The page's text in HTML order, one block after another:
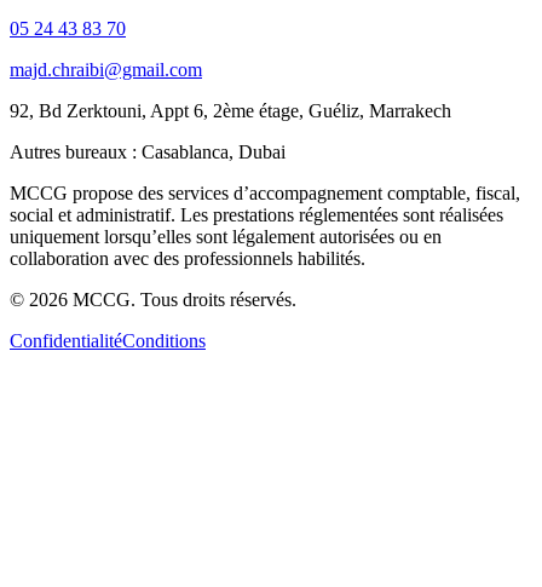
05 24 43 83 70
majd.chraibi@gmail.com
92, Bd Zerktouni, Appt 6, 2ème étage, Guéliz, Marrakech
Autres bureaux : Casablanca, Dubai
MCCG propose des services d’accompagnement comptable, fiscal,
social et administratif. Les prestations réglementées sont réalisées
uniquement lorsqu’elles sont légalement autorisées ou en
collaboration avec des professionnels habilités.
© 2026 MCCG. Tous droits réservés.
ConfidentialitéConditions